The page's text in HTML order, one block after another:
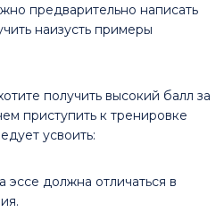
предварительно написать
наизусть примеры
получить высокий балл за
приступить к тренировке
усвоить:
эссе должна отличаться в